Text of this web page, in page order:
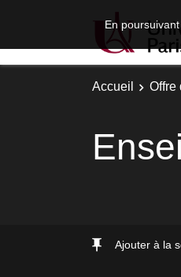
En
Accueil Offre
Ajouter à la